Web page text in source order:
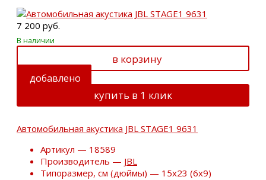
7 200 руб.
В наличии
в корзину
добавлено
купить в 1 клик
Автомобильная акустика JBL STAGE1 9631
Артикул — 18589
Производитель — JBL
Типоразмер, см (дюймы) — 15х23 (6х9)